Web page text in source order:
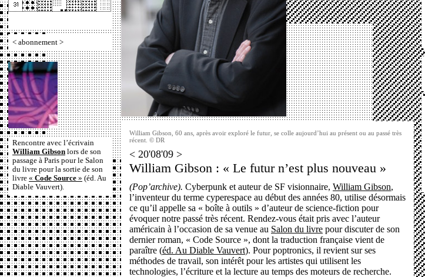
< abonnement >
Rencontre avec l’écrivain
William Gibson lors de son
passage à Paris pour le Salon
du livre pour la sortie de son
livre « Code Source » (éd. Au
Diable Vauvert).
William Gibson, 60 ans, après avoir exploré le futur, se colle aujourd’hui au présent ou au passé très
récent. © DR
< 20'08'09 >
William Gibson : « Le futur n’est plus nouveau »
(Pop’archive). Cyberpunk et auteur de SF visionnaire, William Gibson,
l’inventeur du terme cyperespace au début des années 80, utilise désormais
ce qu’il appelle sa « boîte à outils » d’auteur de science-fiction pour
évoquer notre passé très récent. Rendez-vous était pris avec l’auteur
américain à l’occasion de sa venue au Salon du livre pour discuter de son
dernier roman, « Code Source », dont la traduction française vient de
paraître (éd. Au Diable Vauvert). Pour poptronics, il revient sur ses
méthodes de travail, son intérêt pour les artistes qui utilisent les
technologies, l’écriture et la lecture au temps des moteurs de recherche.